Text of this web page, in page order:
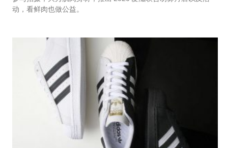
动，看鲜肉也做公益。